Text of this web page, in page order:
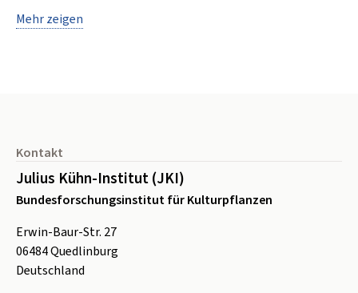
Mehr zeigen
Kontakt
Julius Kühn-Institut (JKI)
Bundesforschungsinstitut für Kulturpflanzen
Erwin-Baur-Str. 27
06484Quedlinburg
Deutschland